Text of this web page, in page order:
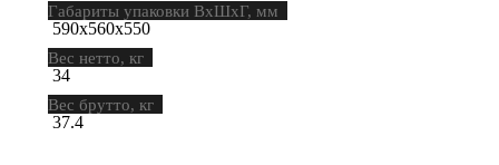
Габариты упаковки ВхШхГ, мм
590х560х550
Вес нетто, кг
34
Вес брутто, кг
37.4